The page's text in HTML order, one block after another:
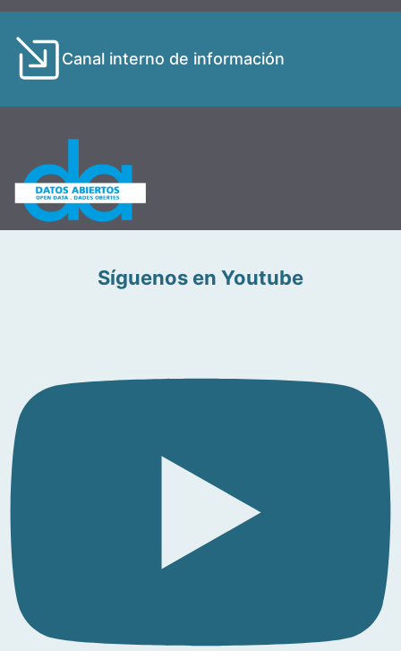
Canal interno de información
Síguenos en Youtube